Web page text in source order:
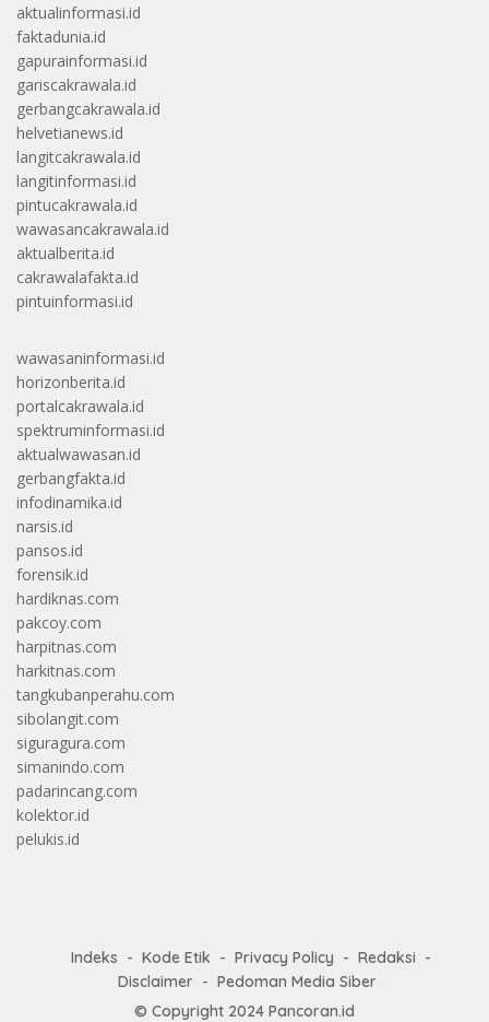
aktualinformasi.id
faktadunia.id
gapurainformasi.id
gariscakrawala.id
gerbangcakrawala.id
helvetianews.id
langitcakrawala.id
langitinformasi.id
pintucakrawala.id
wawasancakrawala.id
aktualberita.id
cakrawalafakta.id
pintuinformasi.id
wawasaninformasi.id
horizonberita.id
portalcakrawala.id
spektruminformasi.id
aktualwawasan.id
gerbangfakta.id
infodinamika.id
narsis.id
pansos.id
forensik.id
hardiknas.com
pakcoy.com
harpitnas.com
harkitnas.com
tangkubanperahu.com
sibolangit.com
siguragura.com
simanindo.com
padarincang.com
kolektor.id
pelukis.id
Indeks Kode Etik Privacy Policy
Redaksi
Disclaimer
Pedoman Media Siber
© Copyright 2024 Pancoran.id